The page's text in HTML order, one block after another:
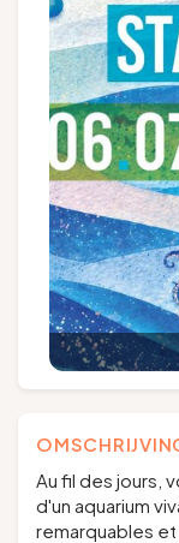
EN NL
Au fil des jours,
d'un aquarium
remarquables